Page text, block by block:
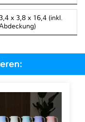
3,4 x 3,8 x 16,4 (inkl.